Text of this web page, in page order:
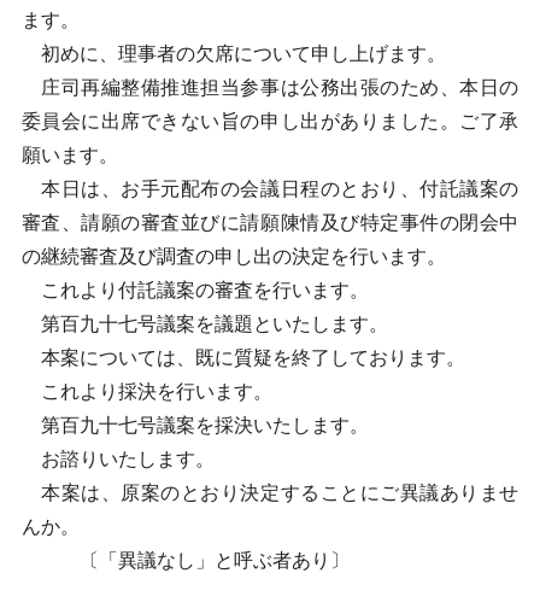
ます。
初めに、理事者の欠席について申し上げます。
庄司再編整備推進担当参事は公務出張のため、本日の
委員会に出席できない旨の申し出がありました。ご了承
願います。
本日は、お手元配布の会議日程のとおり、付託議案の
審査、請願の審査並びに請願陳情及び特定事件の閉会中
の継続審査及び調査の申し出の決定を行います。
これより付託議案の審査を行います。
第百九十七号議案を議題といたします。
本案については、既に質疑を終了しております。
これより採決を行います。
第百九十七号議案を採決いたします。
お諮りいたします。
本案は、原案のとおり決定することにご異議ありませ
んか。
〔「異議なし」と呼ぶ者あり〕